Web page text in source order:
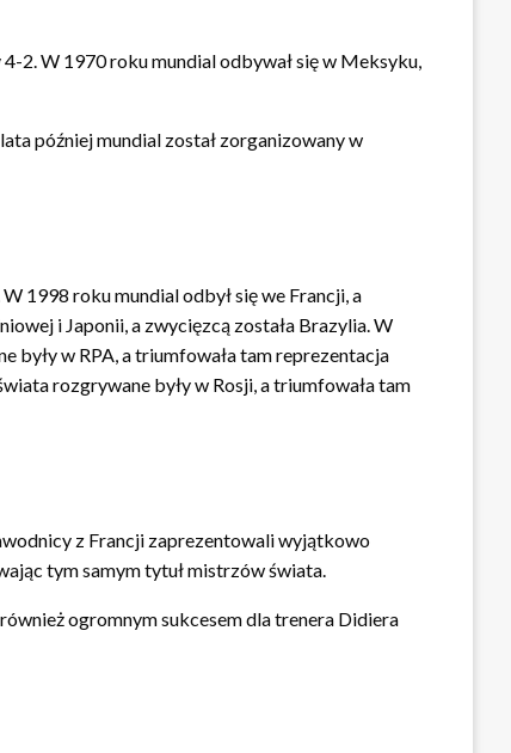
2. W 1970 roku mundial odbywał się w Meksyku,
później mundial został zorganizowany w
1998 roku mundial odbył się we Francji, a
i Japonii, a zwycięzcą została Brazylia. W
były w RPA, a triumfowała tam reprezentacja
rozgrywane były w Rosji, a triumfowała tam
z Francji zaprezentowali wyjątkowo
tym samym tytuł mistrzów świata.
ogromnym sukcesem dla trenera Didiera